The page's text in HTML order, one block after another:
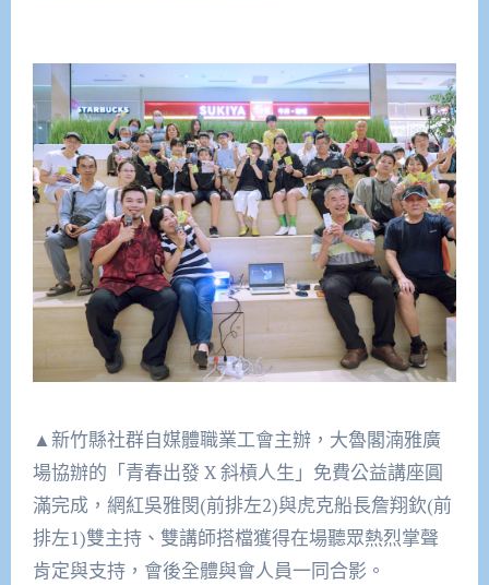
▲新竹縣社群自媒體職業工會主辦，大魯閣湳雅廣
場協辦的「青春出發 X 斜槓人生」免費公益講座圓
滿完成，網紅吳雅閔(前排左2)與虎克船長詹翔欽(前
排左1)雙主持、雙講師搭檔獲得在場聽眾熱烈掌聲
肯定與支持，會後全體與會人員一同合影。